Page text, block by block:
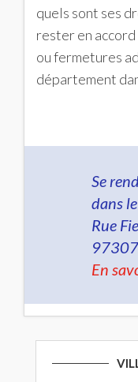
quels sont ses
rester en
ou fermetures
département
Se
dans
Rue
97307
En